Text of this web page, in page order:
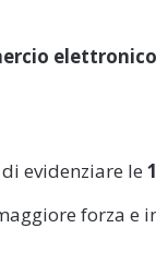
elettronico
evidenziare le
forza e